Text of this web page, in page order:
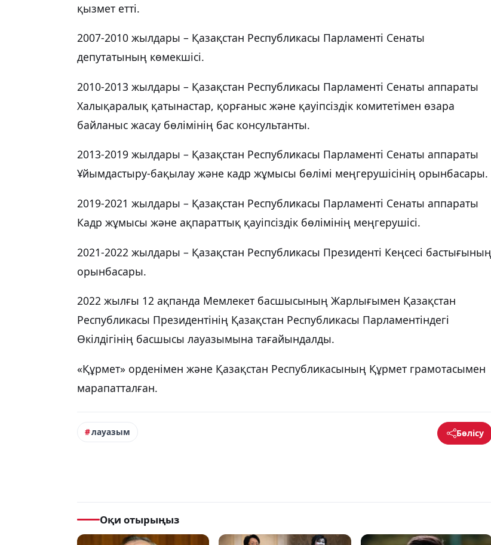
қызмет етті.
2007-2010 жылдары – Қазақстан Республикасы Парламенті Сенаты
депутатының көмекшісі.
2010-2013 жылдары – Қазақстан Республикасы Парламенті Сенаты аппараты
Халықаралық қатынастар, қорғаныс және қауіпсіздік комитетімен өзара
байланыс жасау бөлімінің бас консультанты.
2013-2019 жылдары – Қазақстан Республикасы Парламенті Сенаты аппараты
Ұйымдастыру-бақылау және кадр жұмысы бөлімі меңгерушісінің орынбасары.
2019-2021 жылдары – Қазақстан Республикасы Парламенті Сенаты аппараты
Кадр жұмысы және ақпараттық қауіпсіздік бөлімінің меңгерушісі.
2021-2022 жылдары – Қазақстан Республикасы Президенті Кеңсесі бастығының
орынбасары.
2022 жылғы 12 ақпанда Мемлекет басшысының Жарлығымен Қазақстан
Республикасы Президентінің Қазақстан Республикасы Парламентіндегі
Өкілдігінің басшысы лауазымына тағайындалды.
«Құрмет» орденімен және Қазақстан Республикасының Құрмет грамотасымен
марапатталған.
лауазым Бөлісу
Оқи отырыңыз